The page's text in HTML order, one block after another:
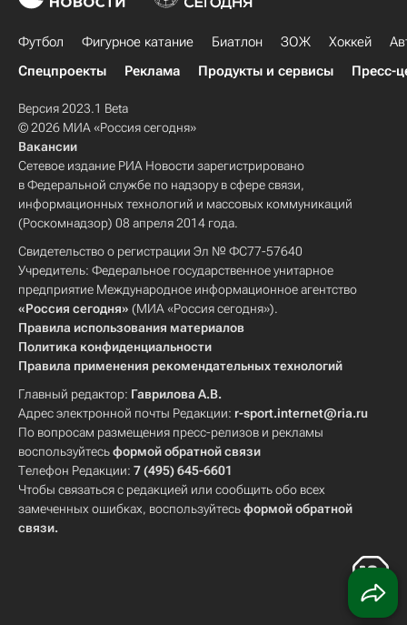
Футбол Фигурное катание Биатлон ЗОЖ Хоккей
Спецпроекты
Реклама Продукты и сервисы Пресс-
Версия 2023.1 Beta
© 2026 МИА «Россия сегодня»
Вакансии
Сетевое издание РИА Новости зарегистрировано
в Федеральной службе по надзору в сфере связи,
информационных технологий и массовых коммуникаций
(Роскомнадзор) 08 апреля 2014 года.
Свидетельство о регистрации Эл № ФС77-57640
Учредитель: Федеральное государственное унитарное
предприятие Международное информационное агентство
«Россия сегодня» (МИА «Россия сегодня»).
Правила использования материалов
Политика конфиденциальности
Правила применения рекомендательных технологий
Главный редактор: Гаврилова А.В.
Адрес электронной почты Редакции: r-sport.internet@ria.ru
По вопросам размещения пресс-релизов и рекламы
воспользуйтесьформой обратной связи
Телефон Редакции: 7 (495) 645-6601
Чтобы связаться с редакцией или сообщить обо всех
замеченных ошибках, воспользуйтесьформой обратной
связи.